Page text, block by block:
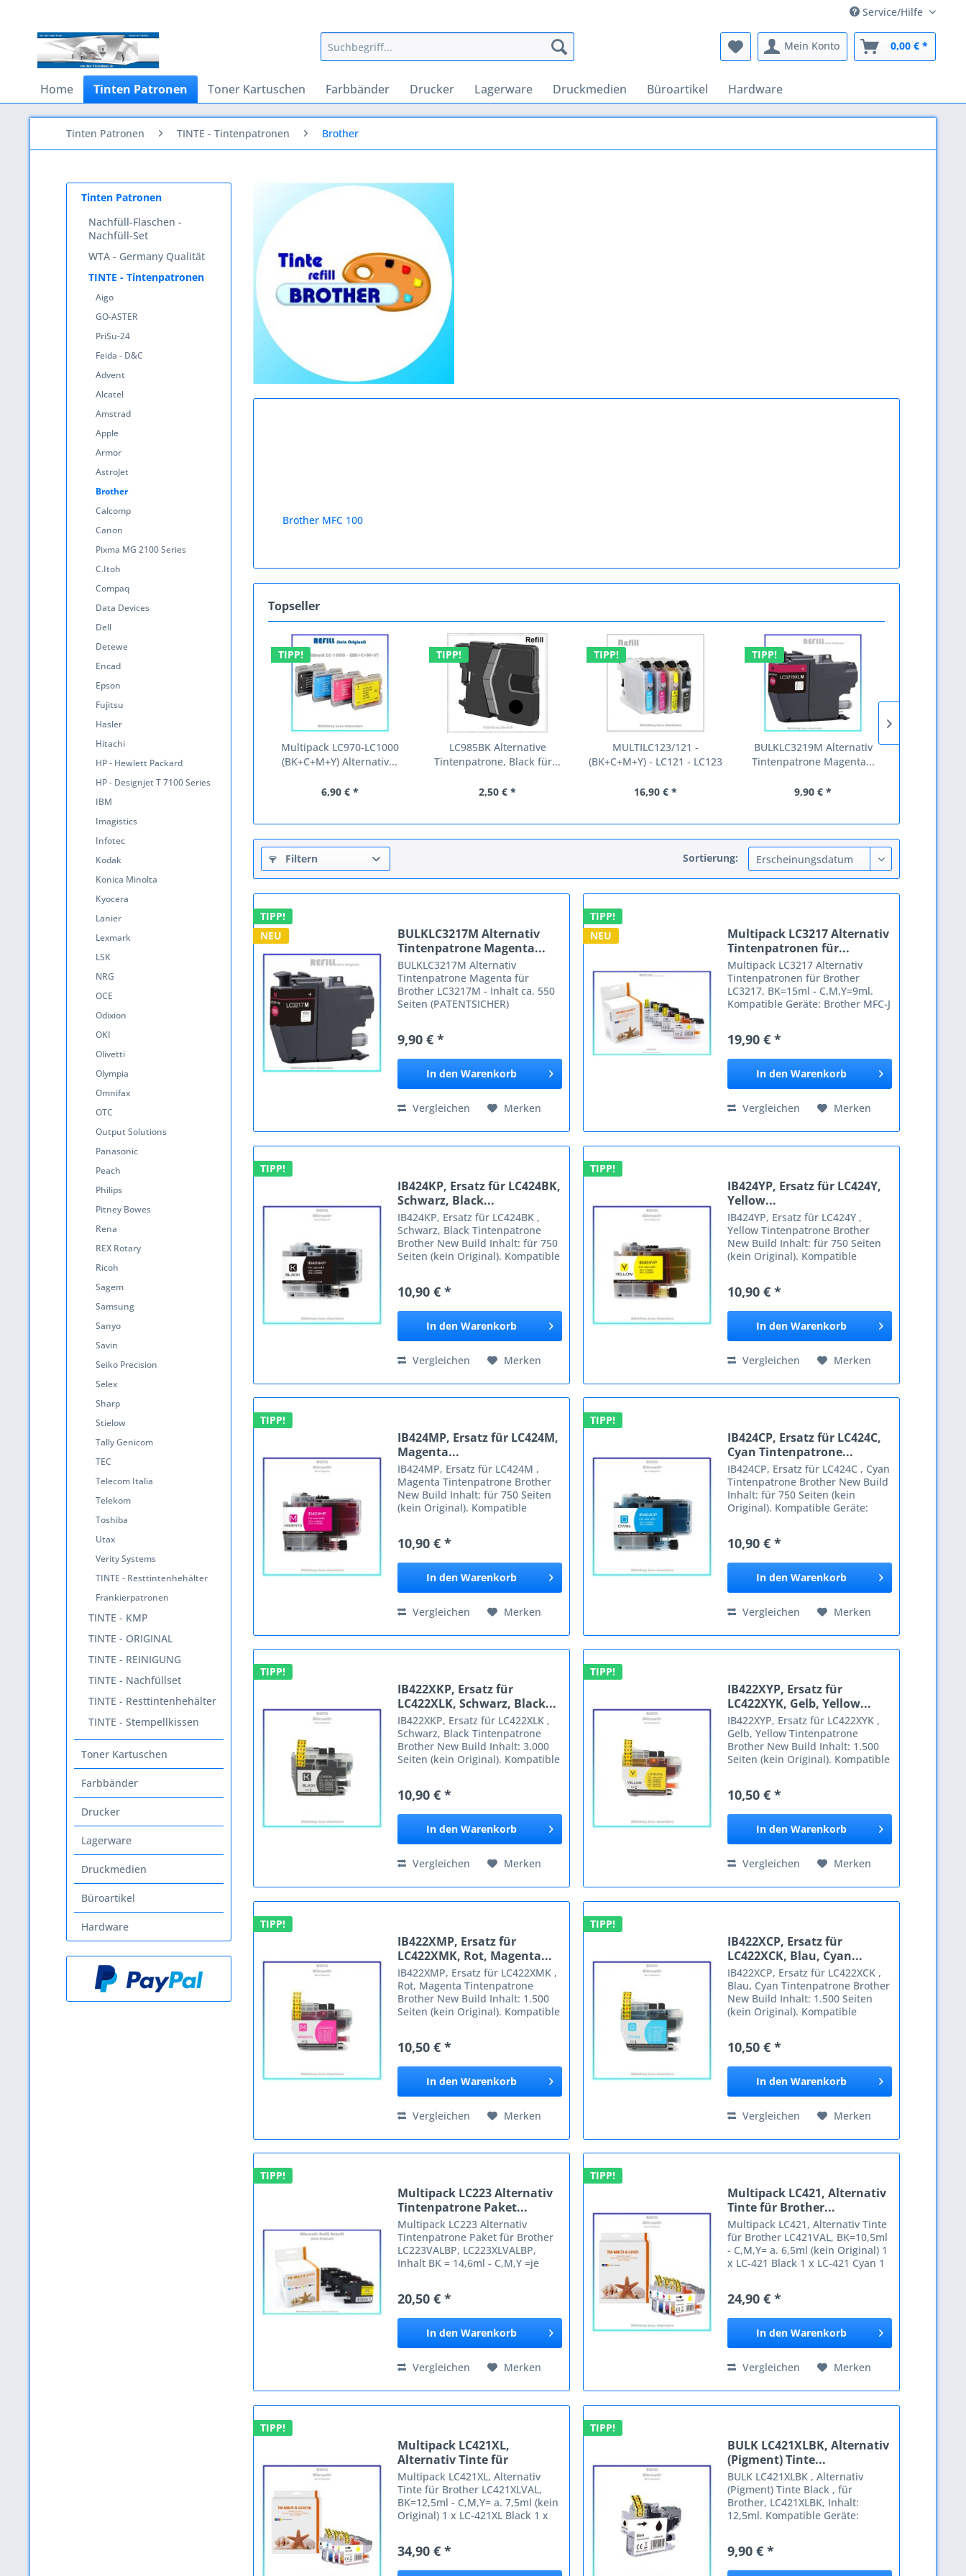
Service/Hilfe
Mein Konto 0,00 € *
Home Tinten Patronen Toner Kartuschen Farbbänder Drucker Lagerware Druckmedien Büroartikel Hardware
Tinten Patronen TINTE - Tintenpatronen Brother
Tinten Patronen
Nachfüll-Flaschen -
Nachfüll-Set
WTA - Germany Qualität
TINTE - Tintenpatronen
Aigo
GO-ASTER
PriSu-24
Feida - D&C
Advent
Alcatel
Amstrad
Apple
Armor
AstroJet
Brother
Calcomp
Canon
Pixma MG 2100 Series
C.Itoh
Compaq
Data Devices
Dell
Detewe
Encad
Epson
Fujitsu
Hasler
Hitachi
HP - Hewlett Packard
HP - Designjet T 7100 Series
IBM
Imagistics
Infotec
Kodak
Konica Minolta
Kyocera
Lanier
Lexmark
LSK
NRG
OCE
Odixion
OKI
Olivetti
Olympia
Omnifax
OTC
Output Solutions
Panasonic
Peach
Philips
Pitney Bowes
Rena
REX Rotary
Ricoh
Sagem
Samsung
Sanyo
Savin
Seiko Precision
Selex
Sharp
Stielow
Tally Genicom
TEC
Telecom Italia
Telekom
Toshiba
Utax
Verity Systems
TINTE - Resttintenhehälter
Frankierpatronen
TINTE - KMP
TINTE - ORIGINAL
TINTE - REINIGUNG
TINTE - Nachfüllset
TINTE - Resttintenhehälter
TINTE - Stempellkissen
Toner Kartuschen
Farbbänder
Drucker
Lagerware
Druckmedien
Büroartikel
Hardware
Brother MFC 100
Topseller
TIPP!
Multipack LC970-LC1000
(BK+C+M+Y) Alternativ...
6,90 € *
TIPP!
LC985BK Alternative
Tintenpatrone, Black für...
2,50 € *
TIPP!
MULTILC123/121 -
(BK+C+M+Y) - LC121 - LC123
16,90 € *
TIPP!
BULKLC3219M Alternativ
Tintenpatrone Magenta...
9,90 € *
Filtern Sortierung:
TIPP!
NEU
BULKLC3217M Alternativ
Tintenpatrone Magenta...
BULKLC3217M Alternativ
Tintenpatrone Magenta für
Brother LC3217M - Inhalt ca. 550
Seiten (PATENTSICHER)
5330 DW MFC-J 5330 DW XL MFC-J
5335 DW MFC-J 5730 DW MFC-J
5830 DW MFC-J...
9,90 € *
In den Warenkorb
Vergleichen Merken
TIPP!
NEU
Multipack LC3217 Alternativ
Tintenpatronen für...
Multipack LC3217 Alternativ
Tintenpatronen für Brother
LC3217, BK=15ml - C,M,Y=9ml.
Kompatible Geräte: Brother MFC-J
5830 DW MFC-J 5930 DW MFC-J
6530 DW MFC-J 6535 DW MFC-J
6535...
19,90 € *
In den Warenkorb
Vergleichen Merken
TIPP!
IB424KP, Ersatz für LC424BK,
Schwarz, Black...
IB424KP, Ersatz für LC424BK ,
Schwarz, Black Tintenpatrone
Brother New Build Inhalt: für 750
Seiten (kein Original). Kompatible
MFCJ5340DW Brother
MFCJ5345DW...
10,90 € *
In den Warenkorb
Vergleichen Merken
TIPP!
IB424YP, Ersatz für LC424Y,
Yellow...
IB424YP, Ersatz für LC424Y ,
Yellow Tintenpatrone Brother
New Build Inhalt: für 750 Seiten
(kein Original). Kompatible
MFCJ5340DW Brother
MFCJ5345DW Brother...
10,90 € *
In den Warenkorb
Vergleichen Merken
TIPP!
IB424MP, Ersatz für LC424M,
Magenta...
IB424MP, Ersatz für LC424M ,
Magenta Tintenpatrone Brother
New Build Inhalt: für 750 Seiten
(kein Original). Kompatible
MFCJ5340DW Brother
MFCJ5340DWE Brother
MFCJ5345DW Brother...
10,90 € *
In den Warenkorb
Vergleichen Merken
TIPP!
IB424CP, Ersatz für LC424C,
Cyan Tintenpatrone...
IB424CP, Ersatz für LC424C , Cyan
Tintenpatrone Brother New Build
Inhalt: für 750 Seiten (kein
Original). Kompatible Geräte:
Brother MFCJ5340DWE Brother
MFCJ5345DW Brother MFC-J...
10,90 € *
In den Warenkorb
Vergleichen Merken
TIPP!
IB422XKP, Ersatz für
LC422XLK, Schwarz, Black...
IB422XKP, Ersatz für LC422XLK ,
Schwarz, Black Tintenpatrone
Brother New Build Inhalt: 3.000
Seiten (kein Original). Kompatible
MFCJ5340DW Brother
MFCJ5340DWE Brother
MFCJ5345DW...
10,90 € *
In den Warenkorb
Vergleichen Merken
TIPP!
IB422XYP, Ersatz für
LC422XYK, Gelb, Yellow...
IB422XYP, Ersatz für LC422XYK ,
Gelb, Yellow Tintenpatrone
Brother New Build Inhalt: 1.500
Seiten (kein Original). Kompatible
MFCJ5340DW Brother
MFCJ5340DWE Brother
MFCJ5345DW...
10,50 € *
In den Warenkorb
Vergleichen Merken
TIPP!
IB422XMP, Ersatz für
LC422XMK, Rot, Magenta...
IB422XMP, Ersatz für LC422XMK ,
Rot, Magenta Tintenpatrone
Brother New Build Inhalt: 1.500
Seiten (kein Original). Kompatible
MFCJ5340DW Brother
MFCJ5345DW...
10,50 € *
In den Warenkorb
Vergleichen Merken
TIPP!
IB422XCP, Ersatz für
LC422XCK, Blau, Cyan...
IB422XCP, Ersatz für LC422XCK ,
Blau, Cyan Tintenpatrone Brother
New Build Inhalt: 1.500 Seiten
(kein Original). Kompatible
MFCJ5340DW Brother
MFCJ5345DW...
10,50 € *
In den Warenkorb
Vergleichen Merken
TIPP!
Multipack LC223 Alternativ
Tintenpatrone Paket...
Multipack LC223 Alternativ
Tintenpatrone Paket für Brother
LC223VALBP, LC223XLVALBP,
Inhalt BK = 14,6ml - C,M,Y =je
MFC-J 1100 Series MFC-J 1140 W
MFC-J 1150 DW MFC-J 1170 DW...
20,50 € *
In den Warenkorb
Vergleichen Merken
TIPP!
Multipack LC421, Alternativ
Tinte für Brother...
Multipack LC421, Alternativ Tinte
für Brother LC421VAL, BK=10,5ml
- C,M,Y= a. 6,5ml (kein Original) 1
x LC-421 Black 1 x LC-421 Cyan 1
Brother DCP-J 1050 DW DCP-J
1140 DW DCP-J 1800...
24,90 € *
In den Warenkorb
Vergleichen Merken
TIPP!
Multipack LC421XL,
Alternativ Tinte für
Brother...
Multipack LC421XL, Alternativ
Tinte für Brother LC421XLVAL,
BK=12,5ml - C,M,Y= a. 7,5ml (kein
Original) 1 x LC-421XL Black 1 x
Kompatible Geräte: Brother DCP-J
34,90 € *
TIPP!
BULK LC421XLBK, Alternativ
(Pigment) Tinte...
BULK LC421XLBK , Alternativ
(Pigment) Tinte Black , für
Brother, LC421XLBK, Inhalt:
12,5ml. Kompatible Geräte:
1010 DW ==============
9,90 € *